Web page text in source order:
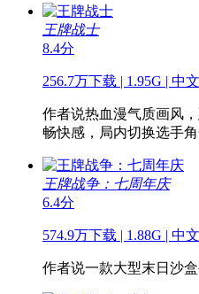
王牌战士
8.4分
256.7万下载 | 1.95G | 中文
作者说热血漫气质画风
畅快感，局内切换选手
王牌战争：七周年庆
6.4分
574.9万下载 | 1.88G | 中文
作者说一款大型末日沙盒